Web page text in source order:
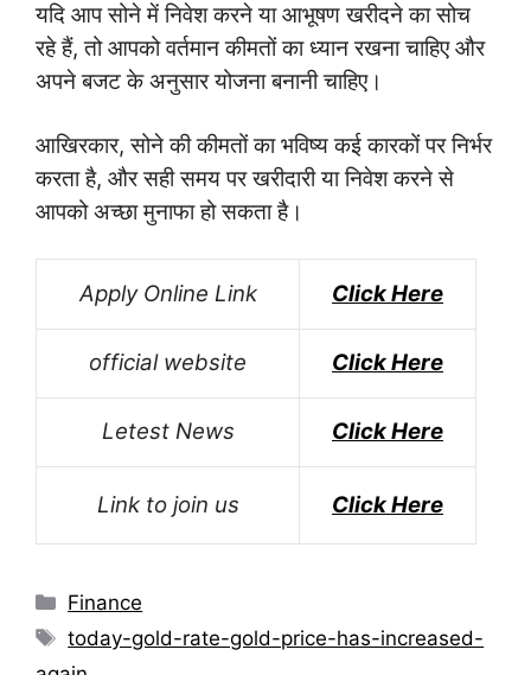
यदि आप सोने में निवेश करने या आभूषण खरीदने का सोच
रहे हैं, तो आपको वर्तमान कीमतों का ध्यान रखना चाहिए और
अपने बजट के अनुसार योजना बनानी चाहिए।
आखिरकार, सोने की कीमतों का भविष्य कई कारकों पर निर्भर
करता है, और सही समय पर खरीदारी या निवेश करने से
आपको अच्छा मुनाफा हो सकता है।
Apply Online Link Click Here
official website Click Here
Letest News Click Here
Link to join us Click Here
Categories
Finance
Tags
today-gold-rate-gold-price-has-increased-